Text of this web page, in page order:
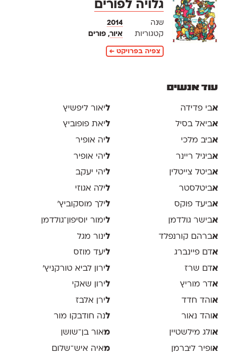
גלויה לפורים
שנה
2014
קטגוריות
איור, פורים
צפיה בפרויקט ←
עוד אנשים
אבי פדידה
אביאל בסיל
אביב מלכי
אביגיל ריינר
אביטל צייטלין
אביטלסטר
אביעד פוקס
אבישר גולדמן
אברהם קורנפלד
אדם פיינברג
אדם שרז
אדר מוריץ
אוהד חדד
אוהד נאור
אולג מילשטיין
אופיר ליברמן
ליאור ליפשיץ
ליאת פופוביץ
ליה אופיר
ליהי אופיר
ליהי יעקב
לילה אגוזי
לילך מוסקוביץ'
לימור יוסיפון־גולדמן
לינור מגל
ליעד מוזס
לירון לביא טורקניץ׳
לירון שאקי
לירן אלבז
לנה חודבקו מור
מאור בן־שושן
מאיה איש־שלום